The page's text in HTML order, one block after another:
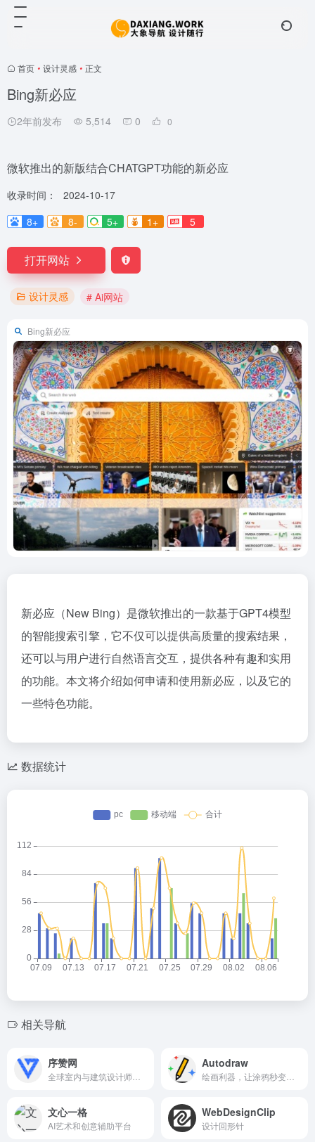
首页 • 设计灵感 • 正文
Bing新必应
2年前发布 5,514 0 0
微软推出的新版结合CHATGPT功能的新必应
收录时间：
2024-10-17
8+
8- 5+ 1+ 5
打开网站
设计灵感 # Ai网站
Bing新必应
新必应（New Bing）是微软推出的一款基于GPT4模型
的智能搜索引擎，它不仅可以提供高质量的搜索结果，
还可以与用户进行自然语言交互，提供各种有趣和实用
的功能。本文将介绍如何申请和使用新必应，以及它的
一些特色功能。
数据统计
相关导航
序赞网 Autodraw
文心一格
AI艺术和创意辅助平台
WebDesignClip
设计回形针